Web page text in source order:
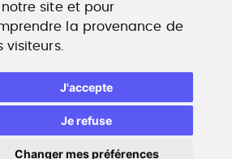
site et pour
la provenance de
visiteurs.
J'accepte
Je refuse
Changer mes préférences
professionnel
coaching, techniques de
d'emploi, entretien conseil.
competences.com
secteur culturel, une cvthèque de
unique de professionnels.
cabinet-recrutement